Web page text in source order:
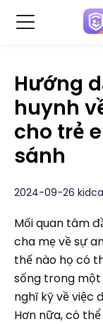
Hướng
huynh
cho trẻ
sánh
2024-09-26
Mối quan tâm
cha mẹ về sự
thế nào họ có
sống trong một
nghĩ kỹ về việc
Hơn nữa, có